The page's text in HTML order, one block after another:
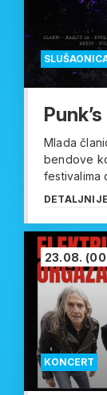
Mlada
bendove
festivalima
DETALJNIJE
KONCERT
23.08.